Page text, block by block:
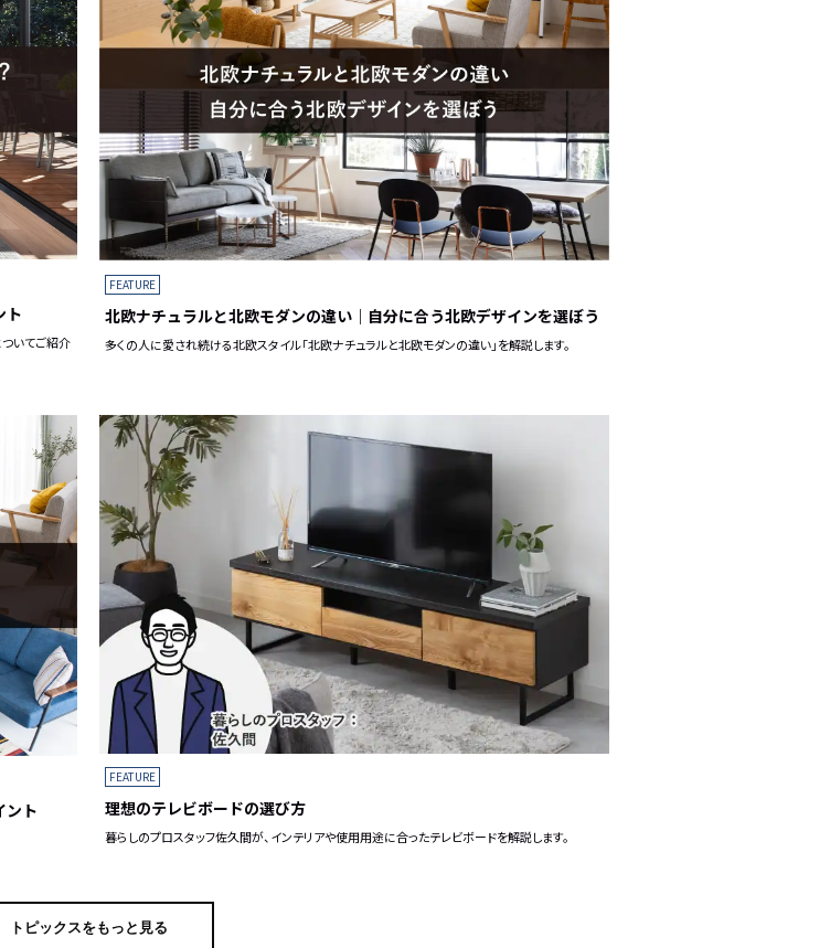
ト
いてご紹介
FEATURE
北欧ナチュラルと北欧モダンの違い｜自分に合う北欧デザインを選ぼう
多くの人に愛され続ける北欧スタイル「北欧ナチュラルと北欧モダンの違い」を解説します。
ント
FEATURE
理想のテレビボードの選び方
暮らしのプロスタッフ佐久間が、インテリアや使用用途に合ったテレビボードを解説します。
トピックスをもっと見る